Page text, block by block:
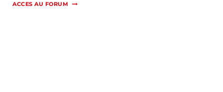
ACCES AU FORUM